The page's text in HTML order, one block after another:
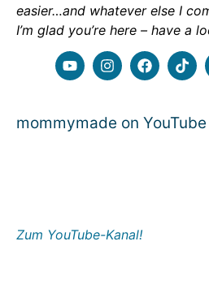
easier…and whatever else I
I’m glad you’re here – have a
mommymade on YouTube
Zum YouTube-Kanal!